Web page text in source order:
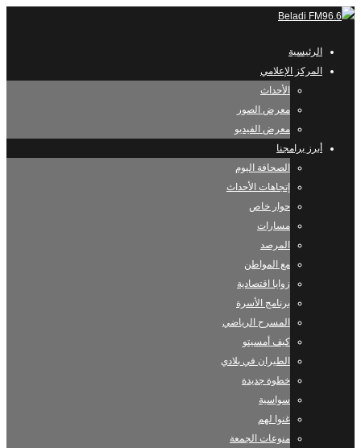
الرئيسية
المركز الإعلامي
الأحداث
معرض الصور
معرض الفيديو
أبرز برامجنا
الصحافة اليوم
إتجاهات الأحداث
حوار خاص
مسارات
المرصد
مع المواطن
زوايا اقتصادية
برنامج الأسرة
المسرح الرياضي
كيف أمسيتو
الطيران في بلادي
خطوة جديدة
سواسية
غنوا لهم
منوعات الجمعة